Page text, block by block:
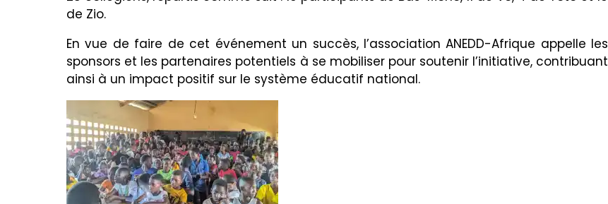
de Zio.
En vue de faire de cet événement un succès, l’association ANEDD-Afrique appelle les
sponsors et les partenaires potentiels à se mobiliser pour soutenir l’initiative, contribuant
ainsi à un impact positif sur le système éducatif national.